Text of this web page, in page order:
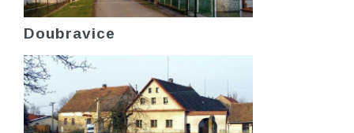
Doubravice